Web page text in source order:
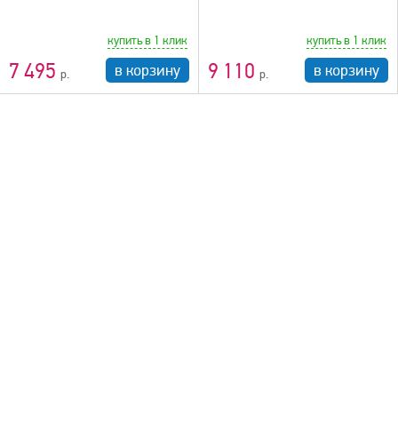
7 495
купить в 1 клик
в корзину 9 110
купить в 1 клик
в корзину